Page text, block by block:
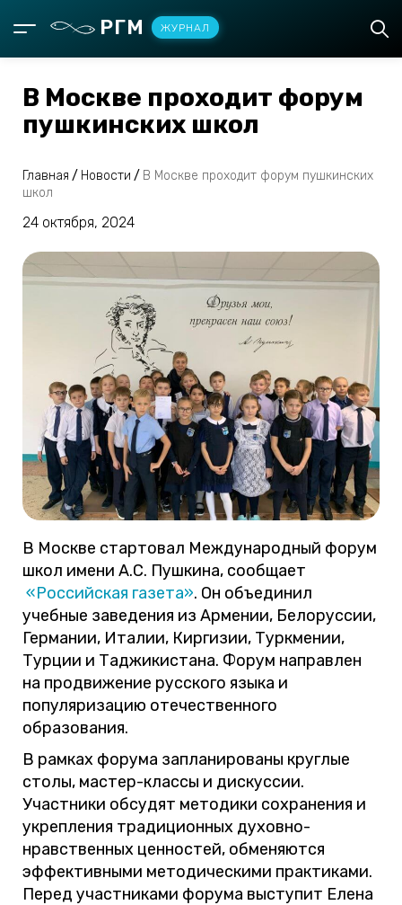
РГМ ЖУРНАЛ
В Москве проходит форум
пушкинских школ
Главная / Новости / В Москве проходит форум пушкинских
школ
24 октября, 2024
В Москве стартовал Международный форум
школ имени А.С. Пушкина, сообщает
«Российская газета». Он объединил
учебные заведения из Армении, Белоруссии,
Германии, Италии, Киргизии, Туркмении,
Турции и Таджикистана. Форум направлен
на продвижение русского языка и
популяризацию отечественного
образования.
В рамках форума запланированы круглые
столы, мастер-классы и дискуссии.
Участники обсудят методики сохранения и
укрепления традиционных духовно-
нравственных ценностей, обменяются
эффективными методическими практиками.
Перед участниками форума выступит Елена